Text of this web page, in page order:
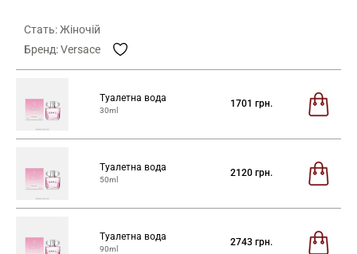
Стать: Жіночій
Бренд: Versace
Туалетна вода
30ml
1701 грн.
Туалетна вода
50ml
2120 грн.
Туалетна вода
90ml
2743 грн.